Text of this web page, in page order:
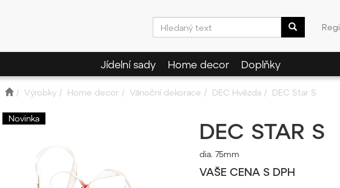
Jídelní sady Home decor Doplňky
Výrobky Home decor Vánoční dekorace DEC Hvězda DEC Star S
Novinka DEC STAR S
dia. 75mm
VAŠE CENA S DPH